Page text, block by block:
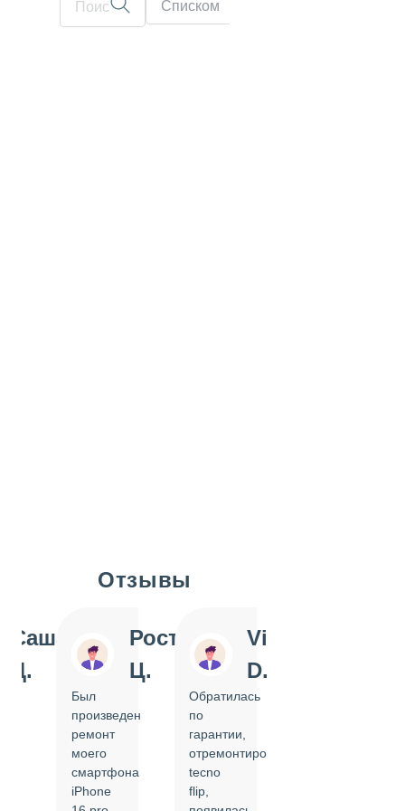
Списком
Отзывы
Саша
Д.
Ростислав
Ц.
Был
произведен
ремонт
моего
смартфона
iPhone
Vi
D.
Обратилась
по
гарантии,
отремонтировать
tecno
flip,